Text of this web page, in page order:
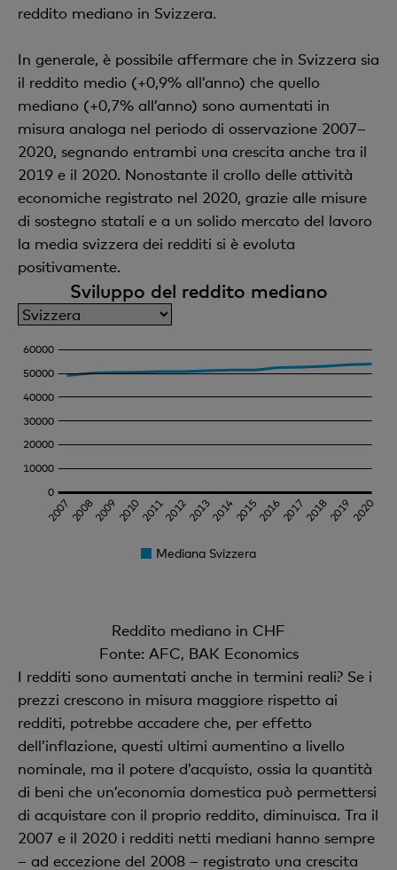
reddito mediano in Svizzera.
In generale, è possibile affermare che in Svizzera sia
il reddito medio (+0,9% all’anno) che quello
mediano (+0,7% all’anno) sono aumentati in
misura analoga nel periodo di osservazione 2007–
2020, segnando entrambi una crescita anche tra il
2019 e il 2020. Nonostante il crollo delle attività
economiche registrato nel 2020, grazie alle misure
di sostegno statali e a un solido mercato del lavoro
la media svizzera dei redditi si è evoluta
positivamente.
Sviluppo del reddito mediano
Mediana Svizzera
Reddito mediano in CHF
Fonte: AFC, BAK Economics
I redditi sono aumentati anche in termini reali? Se i
prezzi crescono in misura maggiore rispetto ai
redditi, potrebbe accadere che, per effetto
dell’inflazione, questi ultimi aumentino a livello
nominale, ma il potere d’acquisto, ossia la quantità
di beni che un’economia domestica può permettersi
di acquistare con il proprio reddito, diminuisca. Tra il
2007 e il 2020 i redditi netti mediani hanno sempre
– ad eccezione del 2008 – registrato una crescita